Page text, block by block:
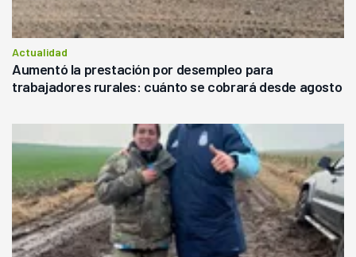
Actualidad
Aumentó la prestación por desempleo para
trabajadores rurales: cuánto se cobrará desde agosto